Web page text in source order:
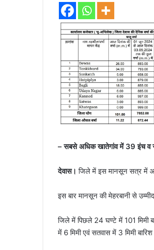
– सबसे अधिक खातेगांव में 39 इंच व
देवास। जिले में इस मानसून सत्र में
इस बार मानसून की मेहरबानी से
जिले में पिछले 24 घण्टे में 101 मिमी
में 6 मिमी एवं सतवास में 3 मिमी